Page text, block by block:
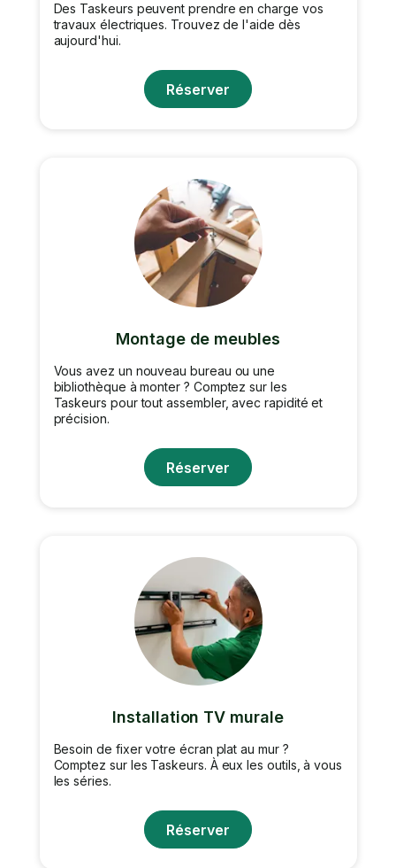
Des Taskeurs peuvent prendre en charge vos
travaux électriques. Trouvez de l'aide dès
aujourd'hui.
Réserver
Montage de meubles
Vous avez un nouveau bureau ou une
bibliothèque à monter ? Comptez sur les
Taskeurs pour tout assembler, avec rapidité et
précision.
Réserver
Installation TV murale
Besoin de fixer votre écran plat au mur ?
Comptez sur les Taskeurs. À eux les outils, à vous
les séries.
Réserver